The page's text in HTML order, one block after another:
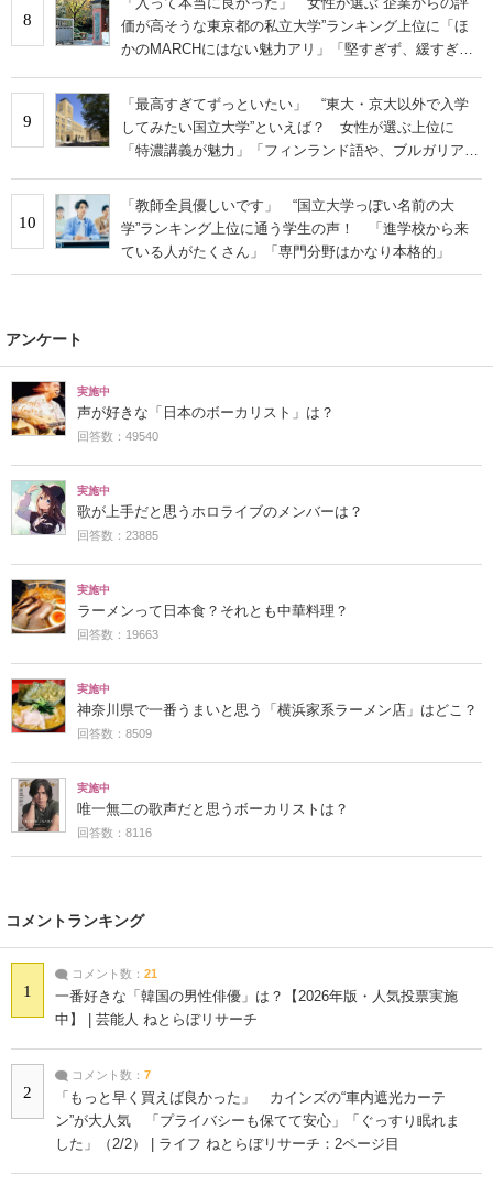
8
価が高そうな東京都の私立大学”ランキング上位に「ほ
かのMARCHにはない魅力アリ」「堅すぎず、緩すぎな
9
「最高すぎてずっといたい」 “東大・京大以外で入学
してみたい国立大学”といえば？ 女性が選ぶ上位に
「特濃講義が魅力」「フィンランド語や、ブルガリア語
10
「教師全員優しいです」 “国立大学っぽい名前の大
学”ランキング上位に通う学生の声！ 「進学校から来
ている人がたくさん」「専門分野はかなり本格的」
アンケート
実施中
声が好きな「日本のボーカリスト」は？
回答数：49540
実施中
歌が上手だと思うホロライブのメンバーは？
回答数：23885
実施中
ラーメンって日本食？それとも中華料理？
回答数：19663
実施中
神奈川県で一番うまいと思う「横浜家系ラーメン店」はどこ？
回答数：8509
実施中
唯一無二の歌声だと思うボーカリストは？
回答数：8116
コメントランキング
1
コメント数： 21
一番好きな「韓国の男性俳優」は？【2026年版・人気投票実施
中】 | 芸能人 ねとらぼリサーチ
2
コメント数： 7
「もっと早く買えば良かった」 カインズの“車内遮光カーテ
ン”が大人気 「プライバシーも保てて安心」「ぐっすり眠れま
した」（2/2） | ライフ ねとらぼリサーチ：2ページ目